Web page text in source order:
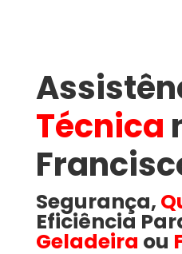
Técnica
Segurança,
Eficiência
Geladeira ou